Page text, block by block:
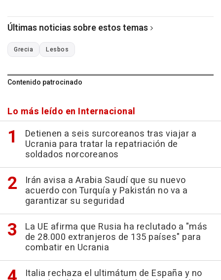
Últimas noticias sobre estos temas
Grecia Lesbos
Contenido patrocinado
Lo más leído en Internacional
Detienen a seis surcoreanos tras viajar a
Ucrania para tratar la repatriación de
soldados norcoreanos
Irán avisa a Arabia Saudí que su nuevo
acuerdo con Turquía y Pakistán no va a
garantizar su seguridad
La UE afirma que Rusia ha reclutado a "más
de 28.000 extranjeros de 135 países" para
combatir en Ucrania
Italia rechaza el ultimátum de España y no